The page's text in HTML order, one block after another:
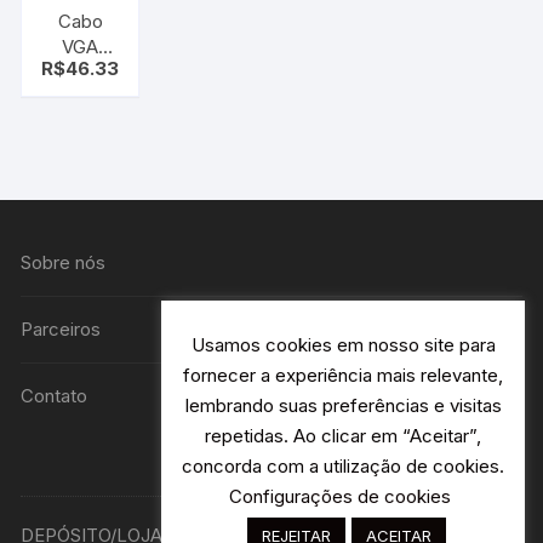
Cabo
VGA
femea
R$46.33
Sobre nós
Parceiros
Contato
DEPÓSITO/LOJA R. Avião Bandeirantes 115 H2- Jardim
Usamos cookies em nosso site para
fornecer a experiência mais relevante,
lembrando suas preferências e visitas
repetidas. Ao clicar em “Aceitar”,
concorda com a utilização de cookies.
Configurações de cookies
REJEITAR ACEITAR